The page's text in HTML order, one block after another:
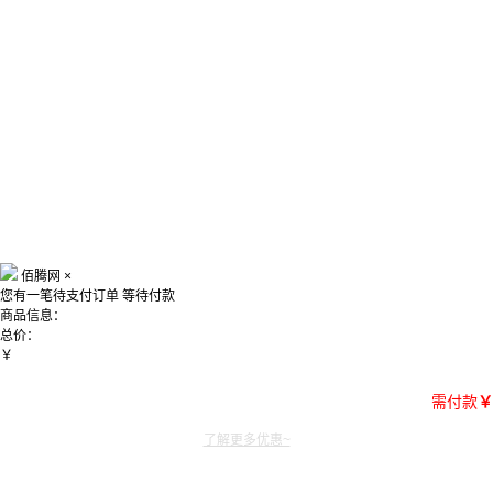
佰腾网 ×
您有一笔待支付订单 等待付款
商品信息：
总价：
￥
需付款￥
了解更多优惠~